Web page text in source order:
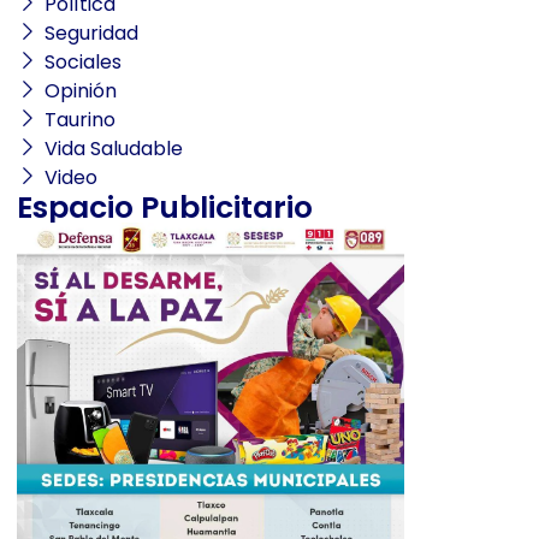
Seguridad
Sociales
Opinión
Taurino
Vida Saludable
Video
Espacio Publicitario